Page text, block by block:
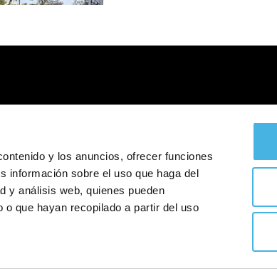
y los anuncios, ofrecer funciones
información sobre el uso que haga del
y análisis web, quienes pueden
que hayan recopilado a partir del uso